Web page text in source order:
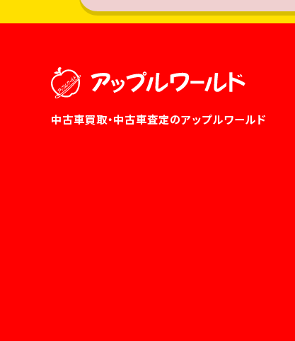
中古車買取・中古車査定のアップルワールド